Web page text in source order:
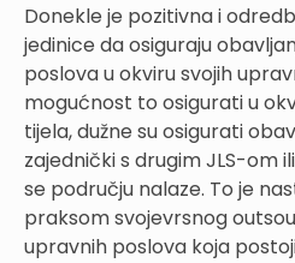
Donekle je pozitivna i
jedinice da osiguraju
poslova u okviru svojih
mogućnost to osigurati u
tijela, dužne su osigurati
zajednički s drugim JLS-om
se području nalaze. To je
praksom svojevrsnog
upravnih poslova koja